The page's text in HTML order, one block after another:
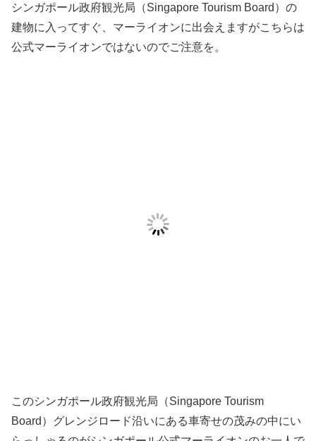
シンガポール政府観光局（Singapore Tourism Board）の
建物に入ってすぐ、マーライオンに出会えますがこちらは
公式マーライオンではないのでご注意を。
このシンガポール政府観光局（Singapore Tourism
Board）グレンジロード沿いにある車寄せの茂みの中にい